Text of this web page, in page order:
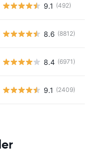
9.1 (492)
8.6 (8812)
8.4 (6971)
9.1 (2409)